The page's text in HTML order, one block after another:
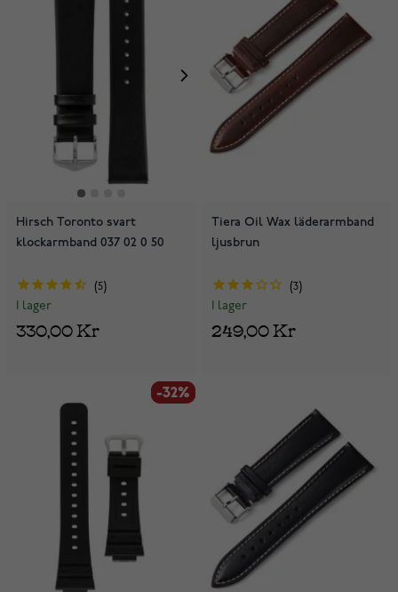
Hirsch Toronto svart
klockarmband 037 02 0 50
5
I lager
330,00 Kr
Tiera Oil Wax läderarmband
ljusbrun
3
I lager
249,00 Kr
-32%
-32%